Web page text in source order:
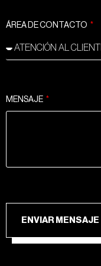
ÁREA DE CONTACTO
MENSAJE
ENVIAR MENSAJE